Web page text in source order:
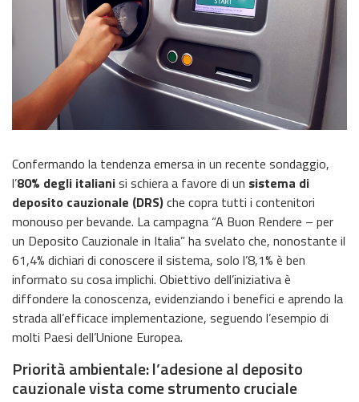
Confermando la tendenza emersa in un recente sondaggio,
l’80% degli italianisi schiera a favore di un sistema di
deposito cauzionale (DRS)che copra tutti i contenitori
monouso per bevande. La campagna “A Buon Rendere – per
un Deposito Cauzionale in Italia” ha svelato che, nonostante il
61,4% dichiari di conoscere il sistema, solo l’8,1% è ben
informato su cosa implichi. Obiettivo dell’iniziativa è
diffondere la conoscenza, evidenziando i benefici e aprendo la
strada all’efficace implementazione, seguendo l’esempio di
molti Paesi dell’Unione Europea.
Priorità ambientale: l’adesione al deposito
cauzionale vista come strumento cruciale